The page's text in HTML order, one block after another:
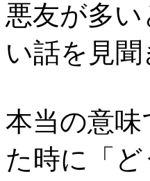
悪友が多
い話を見
本当の意
た時に「